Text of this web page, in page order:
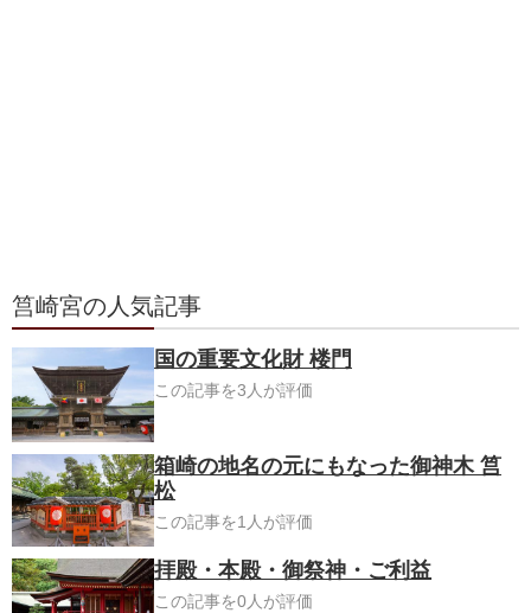
筥崎宮の人気記事
国の重要文化財 楼門
この記事を3人が評価
箱崎の地名の元にもなった御神木 筥
松
この記事を1人が評価
拝殿・本殿・御祭神・ご利益
この記事を0人が評価